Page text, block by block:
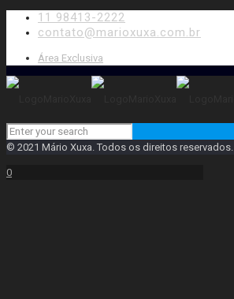
11 98413-2222
contato@marioxuxa.com.br
Área Exclusiva
© 2021 Mário Xuxa. Todos os direitos reservados.
0